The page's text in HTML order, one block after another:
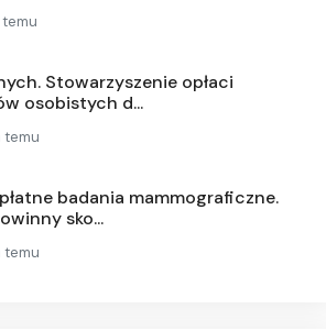
Stowarzyszenie opłaci
osobistych d...
temu
badania mammograficzne.
sko...
temu